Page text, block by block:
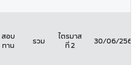
สอบ
ทาน
รวม
ไตรมาส
ที่ 2
30/06/2566